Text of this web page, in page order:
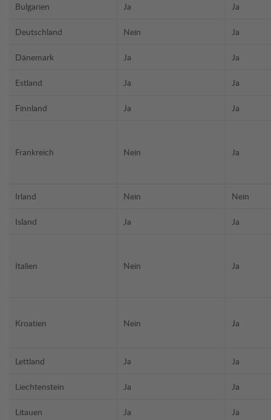
Bulgarien Ja Ja
Deutschland Nein Ja
Dänemark Ja Ja
Estland Ja Ja
Finnland Ja Ja
Frankreich Nein Ja
Irland Nein Nein
Island Ja Ja
Italien Nein Ja
Kroatien Nein Ja
Lettland Ja Ja
Liechtenstein Ja Ja
Litauen Ja Ja